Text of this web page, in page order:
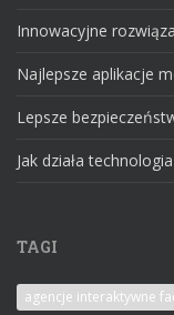
Innowacyjne
Najlepsze aplikacje
Lepsze
Jak działa
TAGI
agencje interaktywne